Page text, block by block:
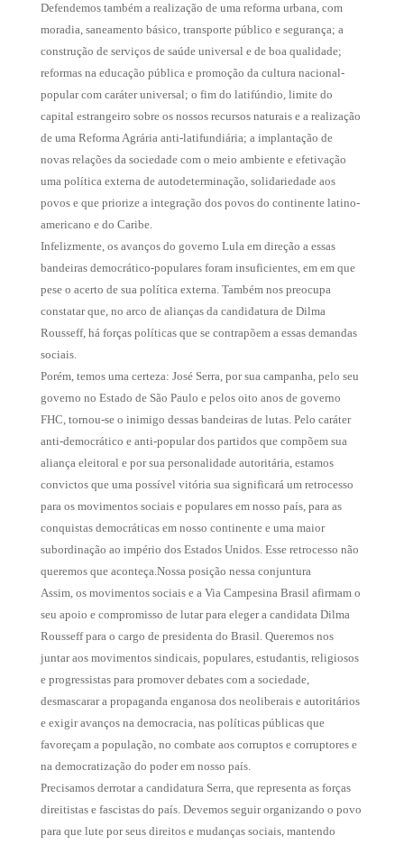
Defendemos também a realização de uma reforma urbana, com
moradia, saneamento básico, transporte público e segurança; a
construção de serviços de saúde universal e de boa qualidade;
reformas na educação pública e promoção da cultura nacional-
popular com caráter universal; o fim do latifúndio, limite do
capital estrangeiro sobre os nossos recursos naturais e a realização
de uma Reforma Agrária anti-latifundiária; a implantação de
novas relações da sociedade com o meio ambiente e efetivação
uma política externa de autodeterminação, solidariedade aos
povos e que priorize a integração dos povos do continente latino-
americano e do Caribe.
Infelizmente, os avanços do governo Lula em direção a essas
bandeiras democrático-populares foram insuficientes, em em que
pese o acerto de sua política externa. Também nos preocupa
constatar que, no arco de alianças da candidatura de Dilma
Rousseff, há forças políticas que se contrapõem a essas demandas
sociais.
Porém, temos uma certeza: José Serra, por sua campanha, pelo seu
governo no Estado de São Paulo e pelos oito anos de governo
FHC, tornou-se o inimigo dessas bandeiras de lutas. Pelo caráter
anti-democrático e anti-popular dos partidos que compõem sua
aliança eleitoral e por sua personalidade autoritária, estamos
convictos que uma possível vitória sua significará um retrocesso
para os movimentos sociais e populares em nosso país, para as
conquistas democráticas em nosso continente e uma maior
subordinação ao império dos Estados Unidos. Esse retrocesso não
queremos que aconteça.Nossa posição nessa conjuntura
Assim, os movimentos sociais e a Via Campesina Brasil afirmam o
seu apoio e compromisso de lutar para eleger a candidata Dilma
Rousseff para o cargo de presidenta do Brasil. Queremos nos
juntar aos movimentos sindicais, populares, estudantis, religiosos
e progressistas para promover debates com a sociedade,
desmascarar a propaganda enganosa dos neoliberais e autoritários
e exigir avanços na democracia, nas políticas públicas que
favoreçam a população, no combate aos corruptos e corruptores e
na democratização do poder em nosso país.
Precisamos derrotar a candidatura Serra, que representa as forças
direitistas e fascistas do país. Devemos seguir organizando o povo
para que lute por seus direitos e mudanças sociais, mantendo